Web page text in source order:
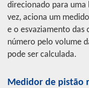
direcionado para uma
vez, aciona um
e o esvaziamento das
número pelo volume
pode ser calculada.
Medidor de pistão